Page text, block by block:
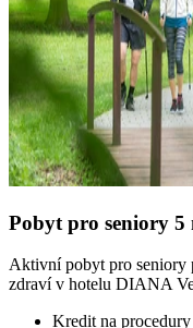
Pobyt pro seniory 5
Aktivní pobyt pro seniory
zdraví v hotelu DIANA
Kredit na